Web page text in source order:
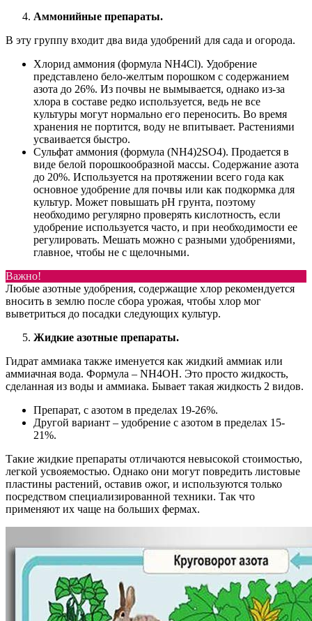
Аммонийные препараты.
В эту группу входит два вида удобрений для сада и огорода.
Хлорид аммония (формула NH4Cl). Удобрение
представлено бело-желтым порошком с содержанием
азота до 26%. Из почвы не вымывается, однако из-за
хлора в составе редко используется, ведь не все
культуры могут нормально его переносить. Во время
хранения не портится, воду не впитывает. Растениями
усваивается быстро.
Сульфат аммония (формула (NH4)2SO4). Продается в
виде белой порошкообразной массы. Содержание азота
до 20%. Используется на протяжении всего года как
основное удобрение для почвы или как подкормка для
культур. Может повышать pH грунта, поэтому
необходимо регулярно проверять кислотность, если
удобрение используется часто, и при необходимости ее
регулировать. Мешать можно с разными удобрениями,
главное, чтобы не с щелочными.
Важно!
Любые азотные удобрения, содержащие хлор рекомендуется
вносить в землю после сбора урожая, чтобы хлор мог
выветриться до посадки следующих культур.
Жидкие азотные препараты.
Гидрат аммиака также именуется как жидкий аммиак или
аммиачная вода. Формула – NH4OH. Это просто жидкость,
сделанная из воды и аммиака. Бывает такая жидкость 2 видов.
Препарат, с азотом в пределах 19-26%.
Другой вариант – удобрение с азотом в пределах 15-
21%.
Такие жидкие препараты отличаются невысокой стоимостью,
легкой усвояемостью. Однако они могут повредить листовые
пластины растений, оставив ожог, и используются только
посредством специализированной техники. Так что
применяют их чаще на больших фермах.